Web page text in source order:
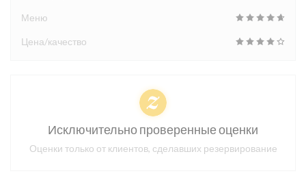
Меню
Цена/качество
Исключительно проверенные оценки
Оценки только от клиентов, сделавших резервирование